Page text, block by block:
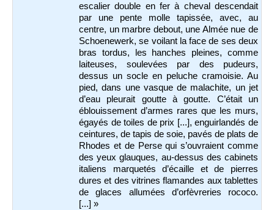
escalier double en fer à cheval descendait
par une pente molle tapissée, avec, au
centre, un marbre debout, une Almée nue de
Schoenewerk, se voilant la face de ses deux
bras tordus, les hanches pleines, comme
laiteuses, soulevées par des pudeurs,
dessus un socle en peluche cramoisie. Au
pied, dans une vasque de malachite, un jet
d’eau pleurait goutte à goutte. C’était un
éblouissement d’armes rares que les murs,
égayés de toiles de prix [...], enguirlandés de
ceintures, de tapis de soie, pavés de plats de
Rhodes et de Perse qui s’ouvraient comme
des yeux glauques, au-dessus des cabinets
italiens marquetés d’écaille et de pierres
dures et des vitrines flamandes aux tablettes
de glaces allumées d’orfèvreries rococo.
[...] »